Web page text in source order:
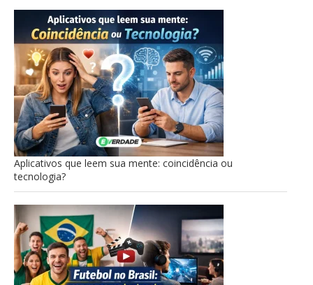
Aplicativos que leem sua mente: coincidência ou
tecnologia?